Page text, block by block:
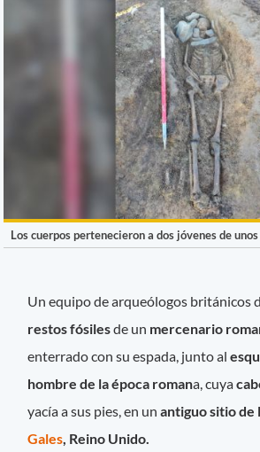
Los cuerpos pertenecieron a dos jóvenes de
Un equipo de arqueólogos británicos
restos fósilesde un mercenario
enterrado con su espada, junto al
hombre de la época romana, cuya
yacía a sus pies, en unantiguo sitio de
Gales , Reino Unido.